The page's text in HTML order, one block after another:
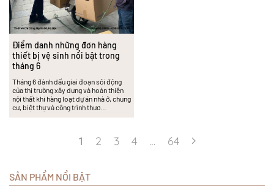
Điểm danh những đơn hàng
thiết bị vệ sinh nổi bật trong
tháng 6
Tháng 6 đánh dấu giai đoạn sôi động
của thị trường xây dựng và hoàn thiện
nội thất khi hàng loạt dự án nhà ở, chung
cư, biệt thự và công trình thươ…
1 2 3 4 … 64
SẢN PHẨM NỔI BẬT